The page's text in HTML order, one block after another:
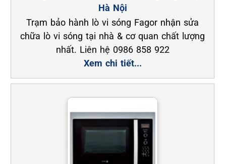
Hà Nội
Trạm bảo hành lò vi sóng Fagor nhận sửa
chữa lò vi sóng tại nhà & cơ quan chất lượng
nhất. Liên hệ 0986 858 922
Xem chi tiết...